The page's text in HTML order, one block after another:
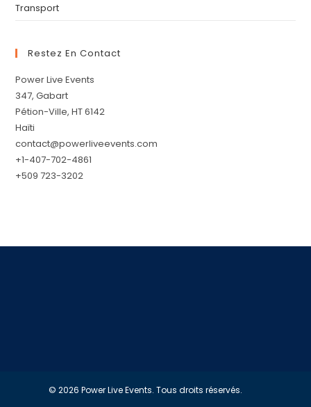
Transport
Restez En Contact
Power Live Events
347, Gabart
Pétion-Ville, HT 6142
Haïti
contact@powerliveevents.com
+1-407-702-4861
+509 723-3202
© 2026 Power Live Events. Tous droits réservés.